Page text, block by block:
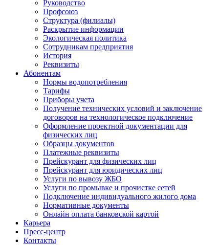
Руководство
Профсоюз
Структура (филиалы)
Раскрытие информации
Экологическая политика
Сотрудникам предприятия
История
Реквизиты
Абонентам
Нормы водопотребления
Тарифы
Приборы учета
Получение технических условий и заключение
договоров на технологическое подключение
Оформление проектной документации для
физических лиц
Образцы документов
Платежные реквизиты
Прейскурант для физических лиц
Прейскурант для юридических лиц
Услуги по вывозу ЖБО
Услуги по промывке и прочистке сетей
Подключение индивидуального жилого дома
Нормативные документы
Онлайн оплата банковской картой
Карьера
Пресс-центр
Контакты